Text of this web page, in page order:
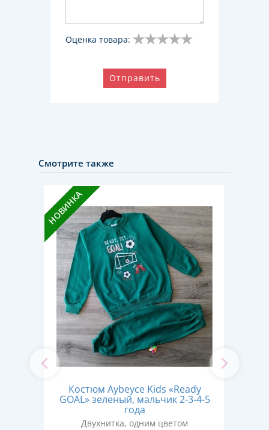
Оценка товара:
Отправить
Смотрите также
НОВИНКА
Костюм Aybeyce Kids «Ready
GOAL» зеленый, мальчик 2-3-4-5
года
Двухнитка, одним цветом